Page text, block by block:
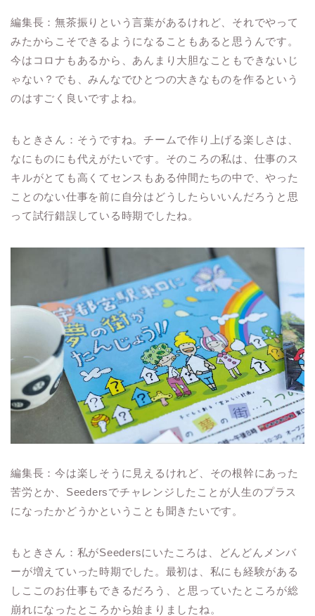
編集長：無茶振りという言葉があるけれど、それでやって
みたからこそできるようになることもあると思うんです。
今はコロナもあるから、あんまり大胆なこともできないじ
ゃない？でも、みんなでひとつの大きなものを作るという
のはすごく良いですよね。
もときさん：そうですね。チームで作り上げる楽しさは、
なにものにも代えがたいです。そのころの私は、仕事のス
キルがとても高くてセンスもある仲間たちの中で、やった
ことのない仕事を前に自分はどうしたらいいんだろうと思
って試行錯誤している時期でしたね。
編集長：今は楽しそうに見えるけれど、その根幹にあった
苦労とか、Seedersでチャレンジしたことが人生のプラス
になったかどうかということも聞きたいです。
もときさん：私がSeedersにいたころは、どんどんメンバ
ーが増えていった時期でした。最初は、私にも経験がある
しここのお仕事もできるだろう、と思っていたところが総
崩れになったところから始まりましたね。